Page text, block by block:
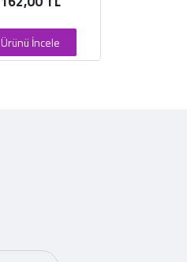
Ürünü İncele